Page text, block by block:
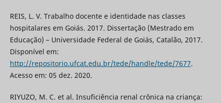
REIS, L. V. Trabalho docente e identidade nas classes
hospitalares em Goiás. 2017. Dissertação (Mestrado em
Educação) – Universidade Federal de Goiás, Catalão, 2017.
Disponível em:
http://repositorio.ufcat.edu.br/tede/handle/tede/7677.
Acesso em: 05 dez. 2020.
RIYUZO, M. C. et al. Insuficiência renal crônica na criança: